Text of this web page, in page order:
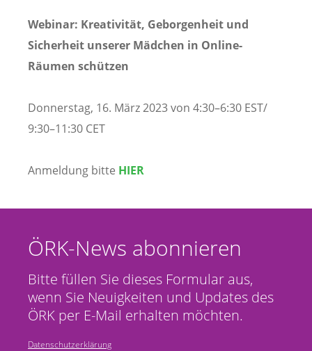
Webinar: Kreativität, Geborgenheit und
Sicherheit unserer Mädchen in Online-
Räumen schützen
Donnerstag, 16. März 2023 von 4:30–6:30 EST/
9:30–11:30 CET
Anmeldung bitte HIER
ÖRK-News abonnieren
Bitte füllen Sie dieses Formular aus,
wenn Sie Neuigkeiten und Updates des
ÖRK per E-Mail erhalten möchten.
Datenschutzerklärung